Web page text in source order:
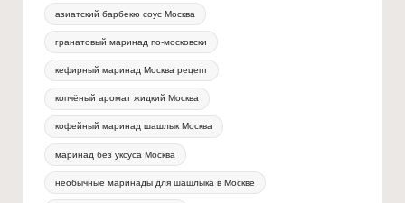
азиатский барбекю соус Москва
гранатовый маринад по‑московски
кефирный маринад Москва рецепт
копчёный аромат жидкий Москва
кофейный маринад шашлык Москва
маринад без уксуса Москва
необычные маринады для шашлыка в Москве